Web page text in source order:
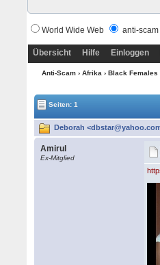
World Wide Web anti-scam
Übersicht Hilfe Einloggen
Anti-Scam› Afrika › Black Females
Seiten: 1
Deborah
Amirul
Ex-Mitglied